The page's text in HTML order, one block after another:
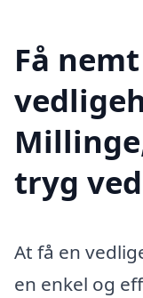
Få
tryg ved
At få en
en enkel og